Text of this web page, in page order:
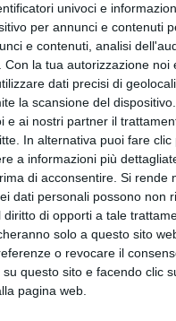
univoci e
per annunci e contenuti
e contenuti, analisi
Con la tua autorizzazione noi
dati precisi di
la scansione del
e ai nostri partner il
In alternativa puoi fare clic
a informazioni più
di acconsentire. Si rende
dati personali possono non
diritto di opporti a tale
solo a questo sito
o revocare il
questo sito e facendo clic
pagina web.
il tour
Enula
Zampaglione ha
Tour 2023”: “Così di